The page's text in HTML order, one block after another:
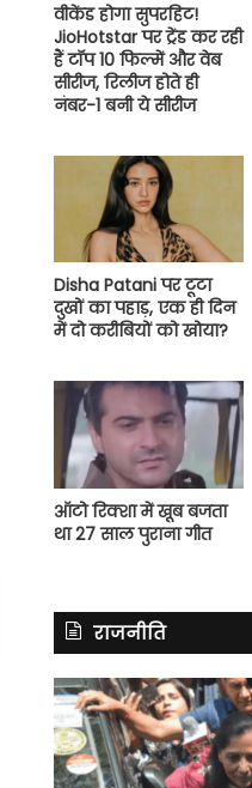
वीकेंड होगा सुपरहिट!
JioHotstar पर ट्रेंड कर रही
हैं टॉप 10 फिल्में और वेब
सीरीज, रिलीज होते ही
नंबर-1 बनी ये सीरीज
Disha Patani पर टूटा
दुखों का पहाड़, एक ही दिन
में दो करीबियों को खोया?
ऑटो रिक्शा में खूब बजता
था 27 साल पुराना गीत
राजनीति